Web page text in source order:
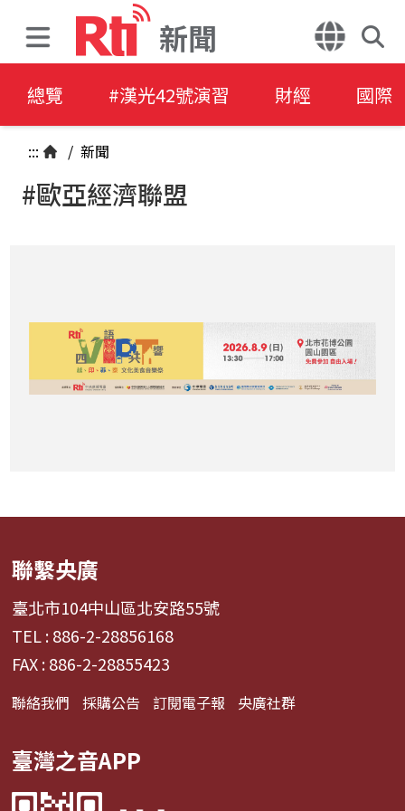
新聞
總覽 #漢光42號演習 財經 國際
::: / 新聞
#歐亞經濟聯盟
聯繫央廣
臺北市104中山區北安路55號
TEL : 886-2-28856168
FAX : 886-2-28855423
聯絡我們 採購公告 訂閱電子報 央廣社群
臺灣之音APP